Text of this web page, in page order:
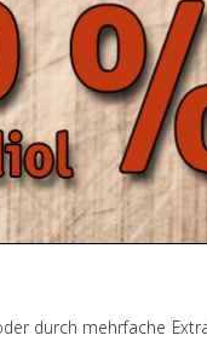
durch mehrfache